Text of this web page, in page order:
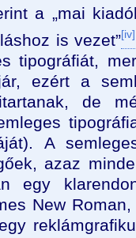
a „mai
is vezet”[iv]
tipográfiát,
ezért a
de
A
azaz
egy
New